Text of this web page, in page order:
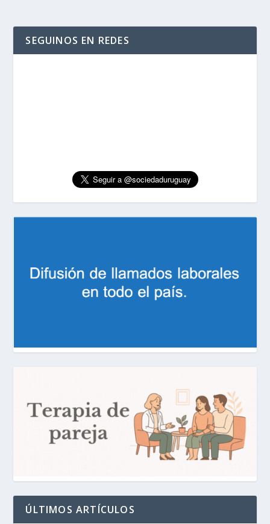
SEGUINOS EN REDES
ÚLTIMOS ARTÍCULOS